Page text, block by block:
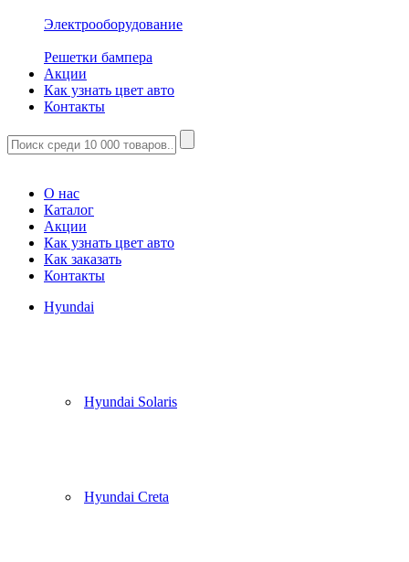
Электрооборудование
Решетки бампера
Акции
Как узнать цвет авто
Контакты
О нас
Каталог
Акции
Как узнать цвет авто
Как заказать
Контакты
Hyundai
Hyundai Solaris
Hyundai Creta